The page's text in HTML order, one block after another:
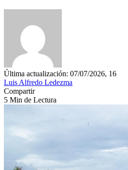
Última actualización: 07/07/2026, 16
Luis Alfredo Ledezma
Compartir
5 Min de Lectura